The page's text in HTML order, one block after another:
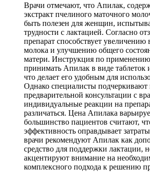
Врачи отмечают, что Апилак,
экстракт пчелиного маточного
быть полезен для женщин,
трудности с лактацией. Согласно
препарат способствует увеличению
молока и улучшению общего
матери. Инструкция по
принимать Апилак в виде таблеток
что делает его удобным для
Однако специалисты подчеркивают
предварительной консультации с
индивидуальные реакции на
различаться. Цена Апилака
большинство пациентов считают,
эффективность оправдывает
врачи рекомендуют Апилак как
средство для поддержки лактации,
акцентируют внимание на
комплексного подхода к решению